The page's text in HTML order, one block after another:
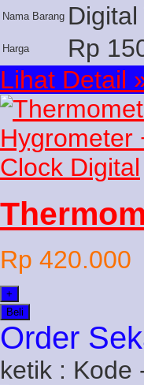
Nama Barang
Harga
Rp
Lihat Detail
Rp 420.000
+
Beli
Order
ketik : Kode